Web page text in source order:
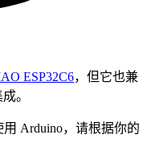
ESP32C6，但它也兼
。
Arduino，请根据你的